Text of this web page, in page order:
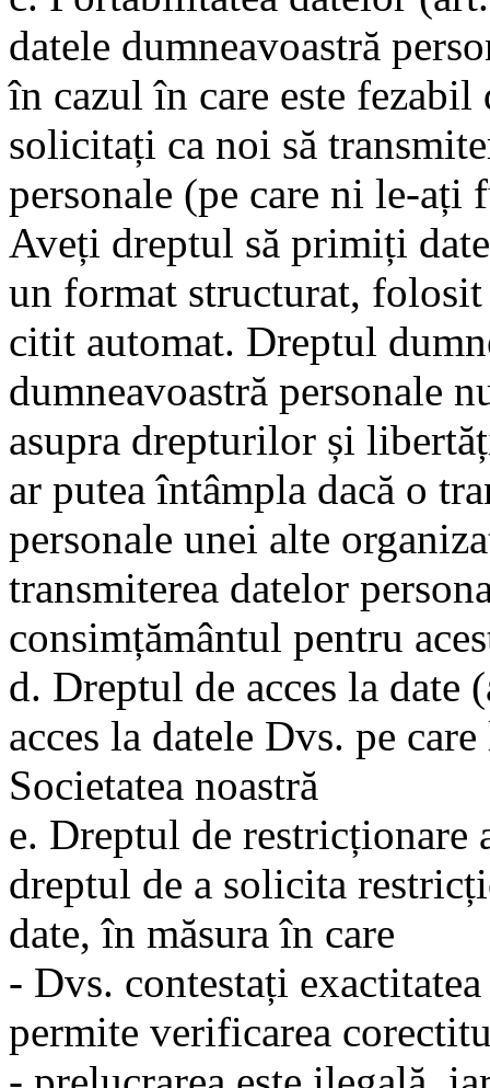
datele dumneavoastră
în cazul în care este
solicitați ca noi să
personale (pe care ni le-
Aveți dreptul să primiți
un format structurat,
citit automat. Dreptul
dumneavoastră personale
asupra drepturilor și
ar putea întâmpla dacă o
personale unei alte
transmiterea datelor
consimțământul pentru
d. Dreptul de acces la
acces la datele Dvs. pe
Societatea noastră
e. Dreptul de
dreptul de a solicita
date, în măsura în care
- Dvs. contestați
permite verificarea